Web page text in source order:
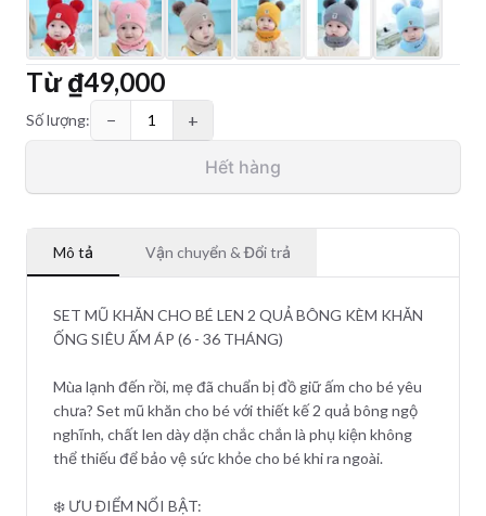
Từ₫49,000
Số lượng: − 1 +
Hết hàng
Mô tả Vận chuyển & Đổi trả
SET MŨ KHĂN CHO BÉ LEN 2 QUẢ BÔNG KÈM KHĂN
ỐNG SIÊU ẤM ÁP (6 - 36 THÁNG)
Mùa lạnh đến rồi, mẹ đã chuẩn bị đồ giữ ấm cho bé yêu
chưa? Set mũ khăn cho bé với thiết kế 2 quả bông ngộ
nghĩnh, chất len dày dặn chắc chắn là phụ kiện không
thể thiếu để bảo vệ sức khỏe cho bé khi ra ngoài.
❄️ ƯU ĐIỂM NỔI BẬT: